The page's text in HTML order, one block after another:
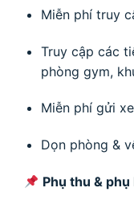
Miễn phí truy
Truy cập các
phòng gym,
Miễn phí gửi
Dọn phòng &
Phụ thu &